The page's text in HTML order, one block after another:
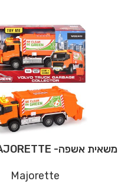
משאית אשפה- VOLVO MAJORETTE
Majorette